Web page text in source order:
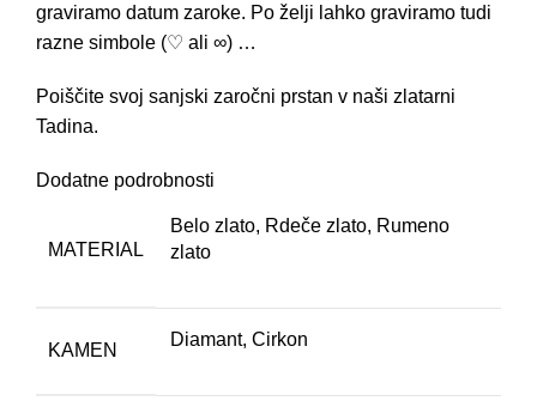
graviramo datum zaroke. Po želji lahko graviramo tudi
razne simbole (♡ ali ∞) …
Poiščite svoj sanjski zaročni prstan v naši zlatarni
Tadina.
Dodatne podrobnosti
MATERIAL
Belo zlato, Rdeče zlato, Rumeno
zlato
KAMEN
Diamant, Cirkon